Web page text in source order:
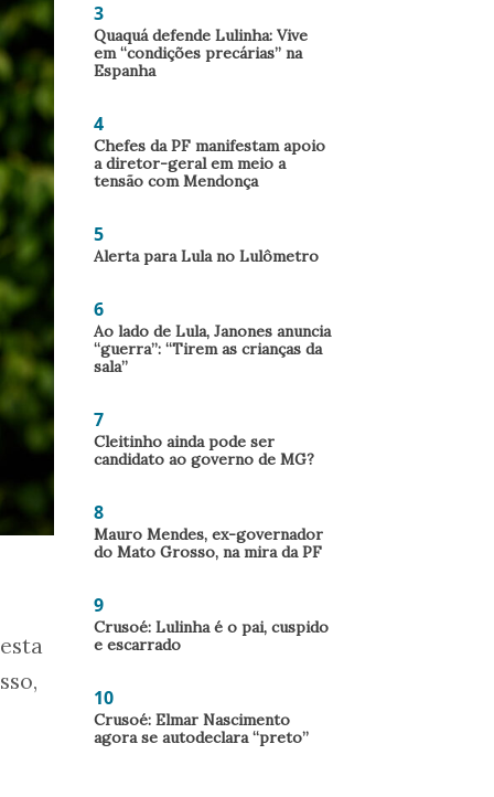
3
Quaquá defende Lulinha: Vive
em “condições precárias” na
Espanha
4
Chefes da PF manifestam apoio
a diretor-geral em meio a
tensão com Mendonça
5
Alerta para Lula no Lulômetro
6
Ao lado de Lula, Janones anuncia
“guerra”: “Tirem as crianças da
sala”
7
Cleitinho ainda pode ser
candidato ao governo de MG?
8
Mauro Mendes, ex-governador
do Mato Grosso, na mira da PF
9
Crusoé: Lulinha é o pai, cuspido
e escarrado
10
Crusoé: Elmar Nascimento
agora se autodeclara “preto”